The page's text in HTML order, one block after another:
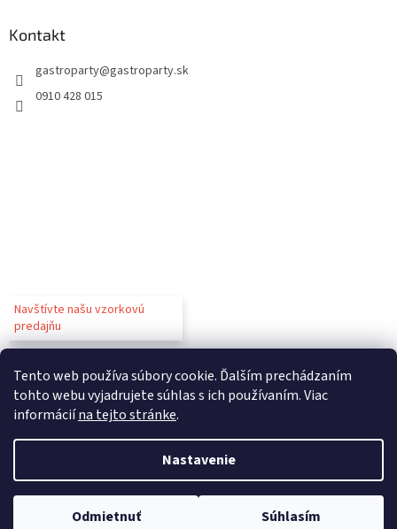
Tento web používa súbory cookie. Ďalším prechádzaním
tohto webu vyjadrujete súhlas s ich používaním. Viac
informáciína tejto stránke.
Nastavenie
Odmietnuť Súhlasím
Kontakt
gastroparty@gastroparty.sk
0910 428 015
Navštívte našu vzorkovú
predajňu
Copyright 2026Gastroparty. Všetky práva vyhradené.Upraviť